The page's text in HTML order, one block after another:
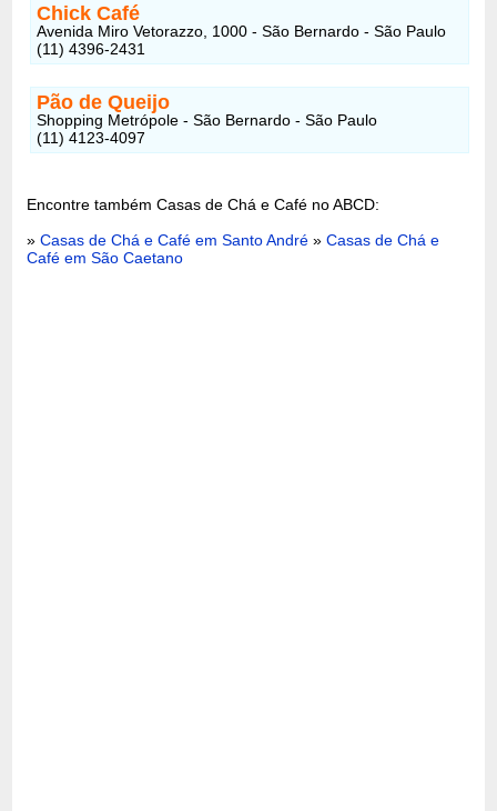
Chick Café
Avenida Miro Vetorazzo, 1000 - São Bernardo - São Paulo
(11) 4396-2431
Pão de Queijo
Shopping Metrópole - São Bernardo - São Paulo
(11) 4123-4097
Encontre também Casas de Chá e Café no ABCD:
»Casas de Chá e Café em Santo André»Casas de Chá e
Café em São Caetano